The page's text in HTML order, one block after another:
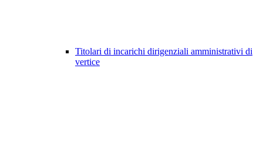
Titolari di incarichi dirigenziali amministrativi di
vertice